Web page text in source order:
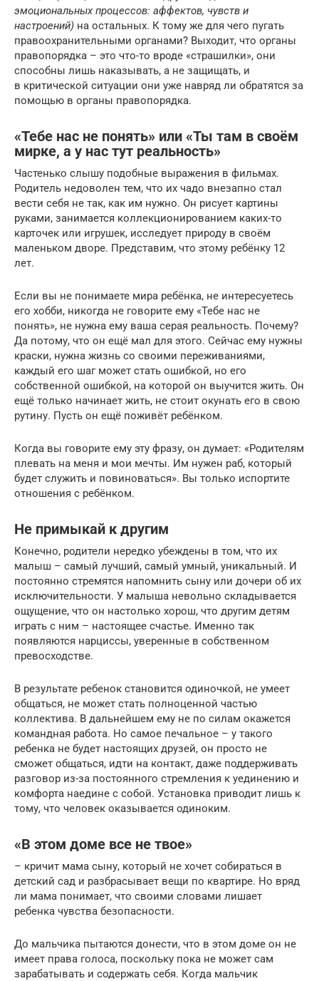
эмоциональных процессов: аффектов, чувств и
настроений) на остальных. К тому же для чего пугать
правоохранительными органами? Выходит, что органы
правопорядка – это что-то вроде «страшилки», они
способны лишь наказывать, а не защищать, и
в критической ситуации они уже навряд ли обратятся за
помощью в органы правопорядка.
«Тебе нас не понять» или «Ты там в своём
мирке, а у нас тут реальность»
Частенько слышу подобные выражения в фильмах.
Родитель недоволен тем, что их чадо внезапно стал
вести себя не так, как им нужно. Он рисует картины
руками, занимается коллекционированием каких-то
карточек или игрушек, исследует природу в своём
маленьком дворе. Представим, что этому ребёнку 12
лет.
Если вы не понимаете мира ребёнка, не интересуетесь
его хобби, никогда не говорите ему «Тебе нас не
понять», не нужна ему ваша серая реальность. Почему?
Да потому, что он ещё мал для этого. Сейчас ему нужны
краски, нужна жизнь со своими переживаниями,
каждый его шаг может стать ошибкой, но его
собственной ошибкой, на которой он выучится жить. Он
ещё только начинает жить, не стоит окунать его в свою
рутину. Пусть он ещё поживёт ребёнком.
Когда вы говорите ему эту фразу, он думает: «Родителям
плевать на меня и мои мечты. Им нужен раб, который
будет служить и повиноваться». Вы только испортите
отношения с ребёнком.
Не примыкай к другим
Конечно, родители нередко убеждены в том, что их
малыш – самый лучший, самый умный, уникальный. И
постоянно стремятся напомнить сыну или дочери об их
исключительности. У малыша невольно складывается
ощущение, что он настолько хорош, что другим детям
играть с ним – настоящее счастье. Именно так
появляются нарциссы, уверенные в собственном
превосходстве.
В результате ребенок становится одиночкой, не умеет
общаться, не может стать полноценной частью
коллектива. В дальнейшем ему не по силам окажется
командная работа. Но самое печальное – у такого
ребенка не будет настоящих друзей, он просто не
сможет общаться, идти на контакт, даже поддерживать
разговор из-за постоянного стремления к уединению и
комфорта наедине с собой. Установка приводит лишь к
тому, что человек оказывается одиноким.
«В этом доме все не твое»
– кричит мама сыну, который не хочет собираться в
детский сад и разбрасывает вещи по квартире. Но вряд
ли мама понимает, что своими словами лишает
ребенка чувства безопасности.
До мальчика пытаются донести, что в этом доме он не
имеет права голоса, поскольку пока не может сам
зарабатывать и содержать себя. Когда мальчик